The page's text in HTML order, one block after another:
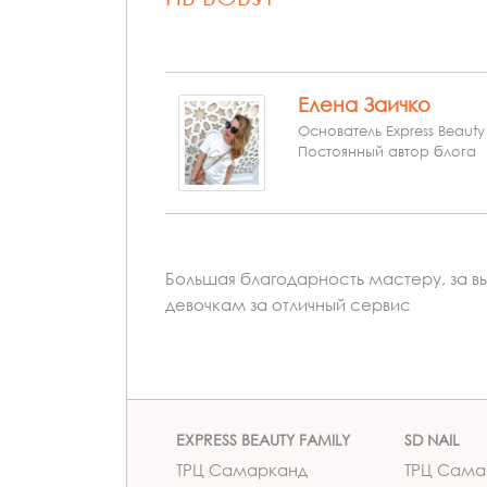
Елена Заичко
Основатель Express Beauty
Постоянный автор блога
Большая благодарность мастеру, за
девочкам за отличный сервис
EXPRESS BEAUTY FAMILY
ТРЦ Самарканд
SD NAIL
ТРЦ